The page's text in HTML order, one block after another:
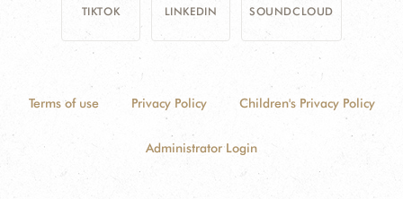
TIKTOK LINKEDIN SOUNDCLOUD
Terms of use Privacy Policy Children's Privacy Policy
Administrator Login